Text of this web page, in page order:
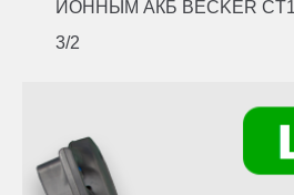
Для
ИОННЫМ АКБ BECKER
3/2